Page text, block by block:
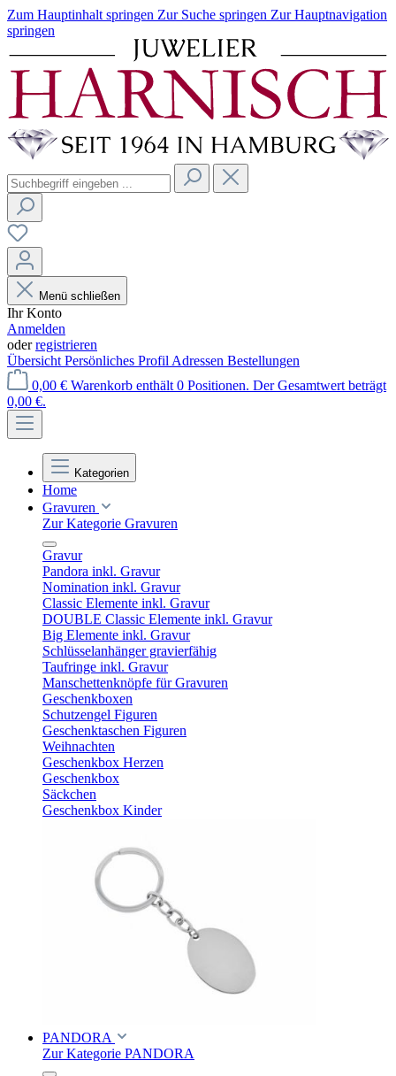
Zum Hauptinhalt springen Zur Suche springen Zur Hauptnavigation
springen
Menü schließen
Ihr Konto
Anmelden
oderregistrieren
Übersicht Persönliches Profil Adressen Bestellungen
0,00 € Warenkorb enthält 0 Positionen. Der Gesamtwert beträgt
0,00 €.
Kategorien
Home
Gravuren
Zur Kategorie Gravuren
Gravur
Pandora inkl. Gravur
Nomination inkl. Gravur
Classic Elemente inkl. Gravur
DOUBLE Classic Elemente inkl. Gravur
Big Elemente inkl. Gravur
Schlüsselanhänger gravierfähig
Taufringe inkl. Gravur
Manschettenknöpfe für Gravuren
Geschenkboxen
Schutzengel Figuren
Geschenktaschen Figuren
Weihnachten
Geschenkbox Herzen
Geschenkbox
Säckchen
Geschenkbox Kinder
PANDORA
Zur Kategorie PANDORA